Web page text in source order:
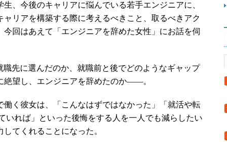
、今後のキャリアに悩んでいる若手エンジニアに、
リアを構築する際に考えるべきこと、取るべきアク
今回はあえて「エンジニアを辞めた女性」にお話を伺
先に選んだのか、就職前と後でどのようなギャップ
絶望し、エンジニアを辞めたのか――。
く彼女は、「こんなはずではなかった」「就活や転
いれば」といった後悔をする人を一人でも減らしたい
てくれることになった。